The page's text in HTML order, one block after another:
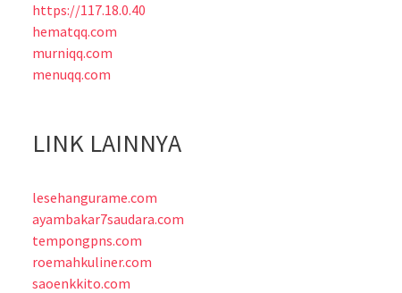
https://117.18.0.40
hematqq.com
murniqq.com
menuqq.com
LINK LAINNYA
lesehangurame.com
ayambakar7saudara.com
tempongpns.com
roemahkuliner.com
saoenkkito.com